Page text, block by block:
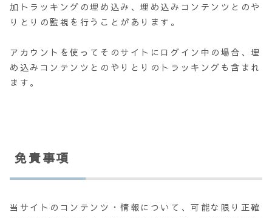
加トラッキングの埋め込み、埋め込みコンテンツとのや
りとりの監視を行うことがあります。
アカウントを使ってそのサイトにログイン中の場合、埋
め込みコンテンツとのやりとりのトラッキングも含まれ
ます。
免責事項
当サイトのコンテンツ・情報について、可能な限り正確